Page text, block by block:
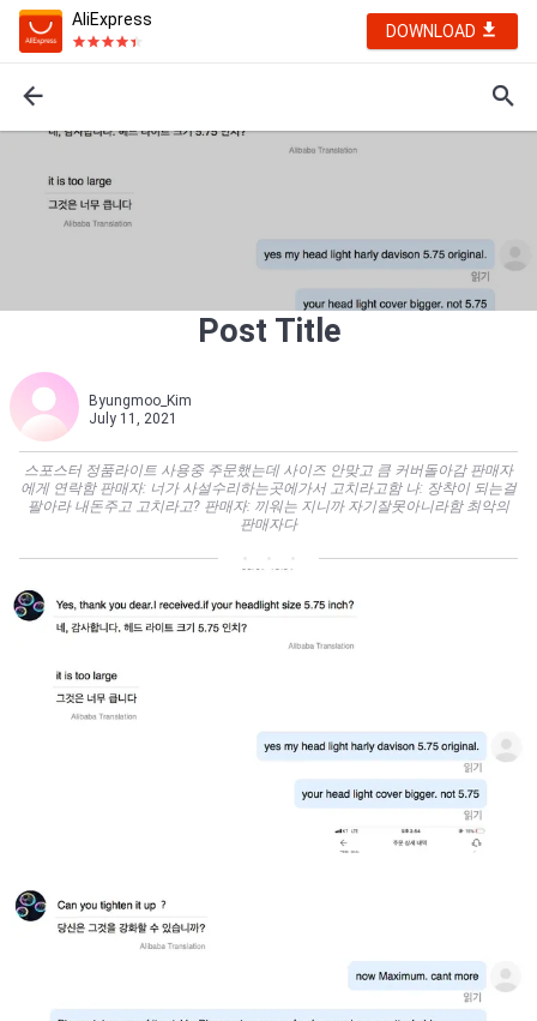
AliExpress
DOWNLOAD
Post Title
Byungmoo_Kim
July 11, 2021
스포스터 정품라이트 사용중 주문했는데 사이즈 안맞고 큼 커버돌아감 판매자
에게 연락함 판매자: 너가 사설수리하는곳에가서 고치라고함 나: 장착이 되는걸
팔아라 내돈주고 고치라고? 판매자: 끼워는 지니까 자기잘못아니라함 최악의
판매자다